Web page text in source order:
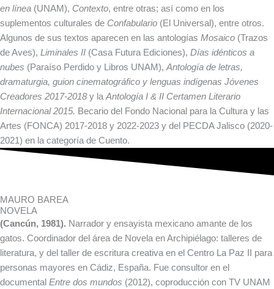
en línea (UNAM), Contexto, entre otras; así como en los
suplementos culturales de Confabulario (El Universal), entre otros.
Algunos de sus textos aparecen en las antologías Mosaico (Trazos
de Aves), Liminales II (Casa Futura Ediciones), Días idénticos a
nubes (Paraíso Perdido y Libros UNAM), Antología de letras,
dramaturgia, guion cinematográfico y lenguas indígenas Jóvenes
Creadores 2017-2018y la Antología I & II Certamen Literario
Internacional 2015. Becario del Fondo Nacional para la Cultura y las
Artes (FONCA) 2017-2018 y 2022-2023 y del PECDA Jalisco (2020-
2021) en la categoría de Cuento.
MAURO BAREA
NOVELA
(Cancún, 1981). Narrador y ensayista mexicano amante de los
gatos. Coordinador del área de Novela en Archipiélago: talleres de
literatura, y del taller de escritura creativa en el Centro La Paz II para
personas mayores en Cádiz, España. Fue consultor en el
documental Entre dos mundos (2012), coproducción con TV UNAM